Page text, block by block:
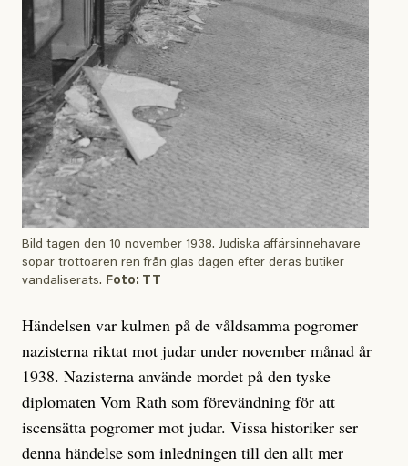
Bild tagen den 10 november 1938. Judiska affärsinnehavare
sopar trottoaren ren från glas dagen efter deras butiker
vandaliserats. Foto: TT
Händelsen var kulmen på de våldsamma pogromer
nazisterna riktat mot judar under november månad år
1938. Nazisterna använde mordet på den tyske
diplomaten Vom Rath som förevändning för att
iscensätta pogromer mot judar. Vissa historiker ser
denna händelse som inledningen till den allt mer